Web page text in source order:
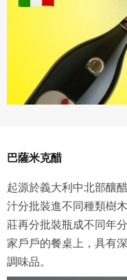
巴薩米克醋
起源於義大利中北部釀
汁分批裝進不同種類樹
莊再分批裝瓶成不同年
家戶戶的餐桌上，具有
調味品。